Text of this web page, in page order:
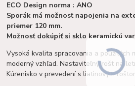
ECO Design norma : ANO
Sporák má možnosť napojenia na
priemer 120 mm.
Možnosť dokúpiť si sklo keramickú
Vysoká kvalita spracovania a použitých
moderný vzhľad. Nastaviteľný rošt na
Kúrenisko v prevedení s liatinovým